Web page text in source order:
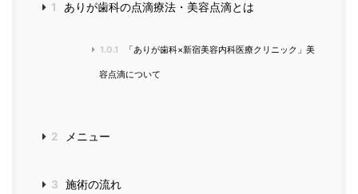
1 ありが歯科の点滴療法・美容点滴とは
1.0.1 「ありが歯科×新宿美容内科医療クリニック」美
容点滴について
2 メニュー
3 施術の流れ